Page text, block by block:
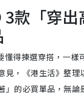
款「穿出
懂得揀選穿搭，一樣
見，《港生活》整理
」的必買單品，無論